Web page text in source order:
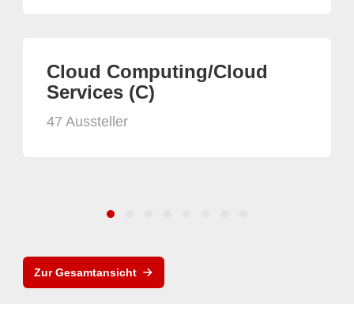
Cloud Computing/Cloud
Services (C)
47 Aussteller
Zur Gesamtansicht